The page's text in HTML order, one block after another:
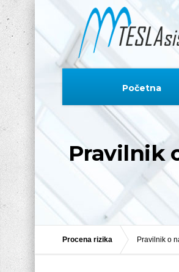
Početna
Pravilnik
Procena rizika Pravilnik o